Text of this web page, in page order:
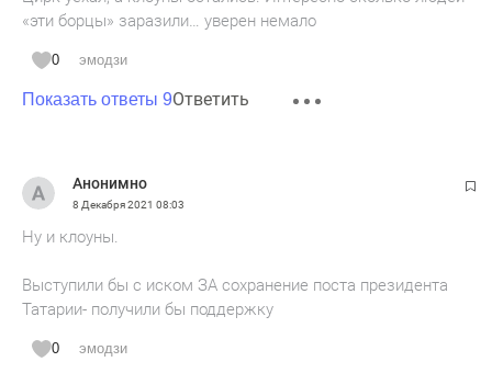
«эти борцы» заразили… уверен немало
0 эмодзи
Показать ответы 9Ответить
Анонимно
8 Декабря 2021 08:03
Ну и клоуны.
Выступили бы с иском ЗА сохранение поста президента
Татарии- получили бы поддержку
0 эмодзи